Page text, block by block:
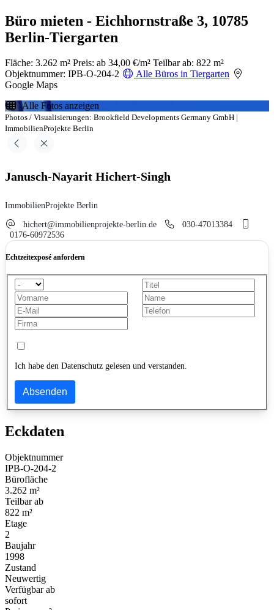
Büro mieten - Eichhornstraße 3, 10785
Berlin-Tiergarten
Fläche: 3.262 m² Preis: ab 34,00 €/m² Teilbar ab: 822 m²
Objektnummer: IPB-O-204-2
Alle Büros in Tiergarten
Google Maps
Alle Fotos anzeigen
Photos / Visualisierungen: Brookfield Developments Germany GmbH |
ImmobilienProjekte Berlin
Janusch-Nayarit Hichert-Singh
ImmobilienProjekte Berlin
hichert@immobilienprojekte-berlin.de
030-47013384
0176-60972536
Echtzeitexposé anfordern
Ich habe den Datenschutz gelesen und verstanden.
Absenden
Eckdaten
Objektnummer
IPB-O-204-2
Bürofläche
3.262 m²
Teilbar ab
822 m²
Etage
2
Baujahr
1998
Zustand
Neuwertig
Verfügbar ab
sofort